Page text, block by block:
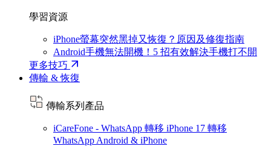
學習資源
iPhone螢幕突然黑掉又恢復？原因及修復指南
Android手機無法開機！5 招有效解決手機打不開
更多技巧
傳輸 & 恢復
傳輸系列產品
iCareFone - WhatsApp 轉移 iPhone 17 轉移
WhatsApp Android & iPhone